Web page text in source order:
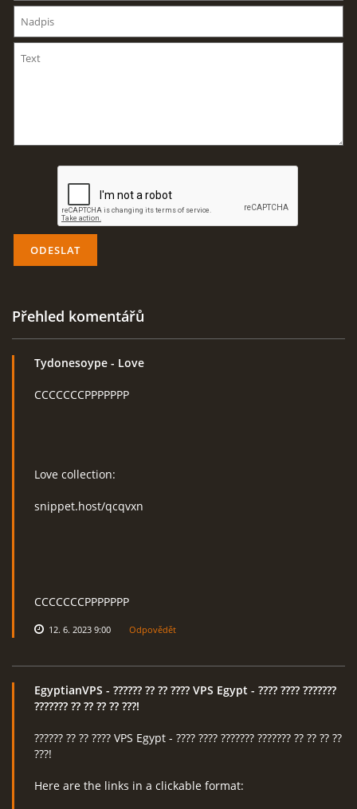
AKTUALITY
DISKUZE
PLOCHA HOLEŠOV
Přehled komentářů
Tydonesoype - Love
CCCCCCCPPPPPPP
Love collection:
snippet.host/qcqvxn
CCCCCCCPPPPPPP
12. 6. 2023 9:00 Odpovědět
EgyptianVPS - ?????? ?? ?? ???? VPS Egypt - ???? ???? ???????
??????? ?? ?? ?? ?? ???!
?????? ?? ?? ???? VPS Egypt - ???? ???? ??????? ??????? ?? ?? ?? ??
???!
Here are the links in a clickable format: